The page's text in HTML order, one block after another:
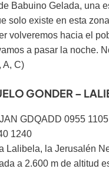
Babuino Gelada, una
solo existe en esta
volveremos hacia el
a pasar la noche.
A, C)
GONDER –
GDQADD 0955
1240
Lalibela, la Jerusalén
a 2.600 m de altitud